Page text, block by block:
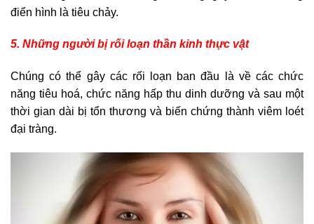
điển hình là tiêu chảy.
5. Những người bị rối loạn thần kinh thực vật
Chúng có thể gây các rối loạn ban đầu là về các chức
năng tiêu hoá, chức năng hấp thu dinh dưỡng và sau một
thời gian dài bị tổn thương và biến chứng thành viêm loét
đại tràng.